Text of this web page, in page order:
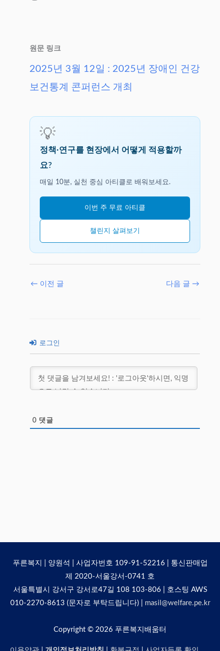
원문 링크
2025년 3월 12일 : 2025년 장애인 건강
보건통계 콘퍼런스 개최
💡
정책·연구를 현장에서 어떻게 적용할까
요?
매일 10분, 실천 중심 아티클로 배워보세요.
이번 주 무료 아티클
챌린지 살펴보기
← 이전 글 다음 글 →
로그인
0 댓글
푸른복지 | 양원석 | 사업자번호 109-91-52216 | 통신판매업
제 2020-서울강서-0741 호
서울특별시 강서구 강서로47길 108 103-806 | 호스팅 AWS
010-2270-8613 (문자로 부탁드립니다) | masil@welfare.pe.kr
Copyright © 2026 푸른복지배움터